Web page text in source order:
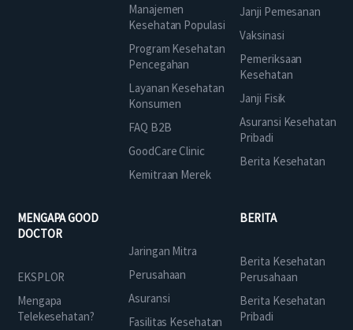
Manajemen
Kesehatan Populasi
Program Kesehatan
Pencegahan
Layanan Kesehatan
Konsumen
FAQ B2B
GoodCare Clinic
Kemitraan Merek
Janji Pemesanan
Vaksinasi
Pemeriksaan
Kesehatan
Janji Fisik
Asuransi Kesehatan
Pribadi
Berita Kesehatan
MENGAPA GOOD
DOCTOR
EKSPLOR
Mengapa
Telekesehatan?
Jaringan Mitra
Perusahaan
Asuransi
Fasilitas Kesehatan
BERITA
Berita Kesehatan
Perusahaan
Berita Kesehatan
Pribadi